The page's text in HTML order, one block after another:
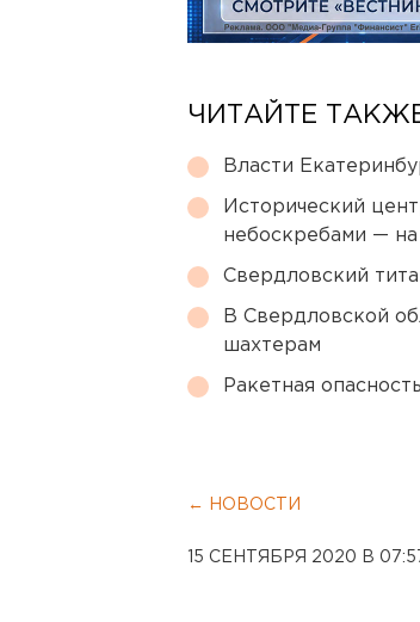
ЧИТАЙТЕ
Власти
Исторический
небоскребами — на
Свердловский
В Свердловской
шахтерам
Ракетная
← НОВОСТИ
15 СЕНТЯБРЯ 2020 В